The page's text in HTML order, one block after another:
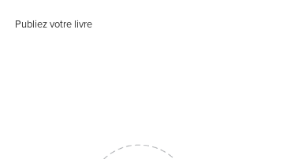
Publiez votre livre